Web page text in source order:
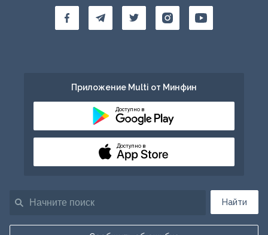
Найти
Приложение Multi от Минфин
Доступно в
Доступно в